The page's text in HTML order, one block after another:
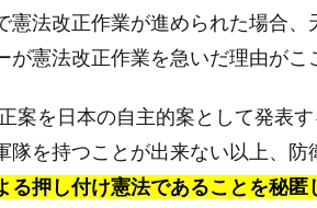
憲法改正作業が進められた場合
憲法改正作業を急いだ理由がこ
案を日本の自主的案として発表す
隊を持つことが出来ない以上、防
る押し付け憲法であることを秘匿